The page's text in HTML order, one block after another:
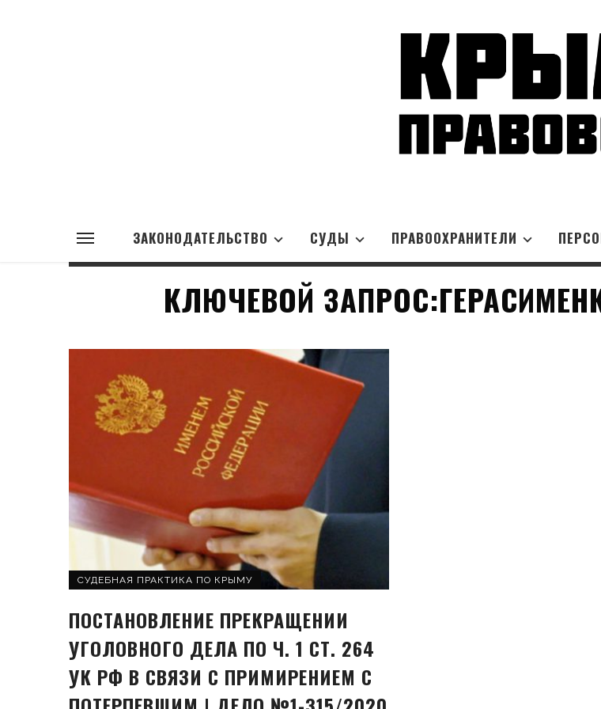
ЗАКОНОДАТЕЛЬСТВО СУДЫ ПРАВООХРАНИТЕЛИ
КЛЮЧЕВОЙ
СУДЕБНАЯ ПРАКТИКА ПО КРЫМУ
ПОСТАНОВЛЕНИЕ ПРЕКРАЩЕНИИ
УГОЛОВНОГО ДЕЛА ПО Ч. 1 СТ. 264
УК РФ В СВЯЗИ С ПРИМИРЕНИЕМ С